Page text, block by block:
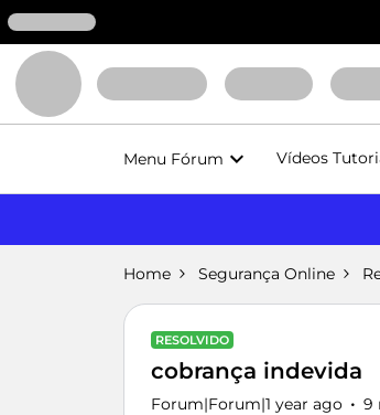
Menu Fórum Vídeos
Home Segurança Online
RESOLVIDO
cobrança indevida
Forum|Forum|1 year ago 9